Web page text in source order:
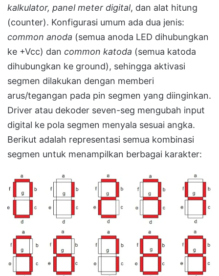
kalkulator, panel meter digital, dan alat hitung
(counter). Konfigurasi umum ada dua jenis:
common anoda (semua anoda LED dihubungkan
ke +Vcc) dan common katoda (semua katoda
dihubungkan ke ground), sehingga aktivasi
segmen dilakukan dengan memberi
arus/tegangan pada pin segmen yang diinginkan.
Driver atau dekoder seven-seg mengubah input
digital ke pola segmen menyala sesuai angka.
Berikut adalah representasi semua kombinasi
segmen untuk menampilkan berbagai karakter: